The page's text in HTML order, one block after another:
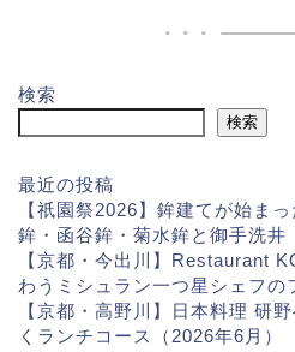
検索
検索
最近の投稿
【祇園祭2026】鉾建てが始ま
鉾・函谷鉾・菊水鉾と御手洗井
【京都・今出川】Restaurant
わうミシュラン一つ星シェフの
【京都・高野川】日本料理 研
くランチコース（2026年6月）